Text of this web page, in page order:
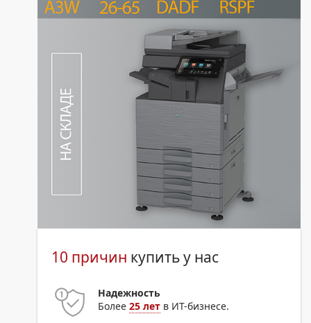
10 причин купить у нас
Надежность
Более25 лет в ИТ-бизнесе.